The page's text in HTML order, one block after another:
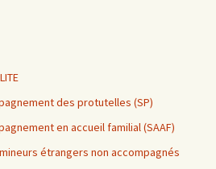
des protutelles (SP)
en accueil familial (SAAF)
étrangers non accompagnés